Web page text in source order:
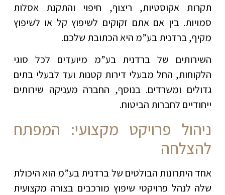
תקרות אקוסטיות, ריצוף, חיפוי והתקנת אסלות
סמויות. בין אם אתם זקוקים לשיפוץ קל או לשיפוץ
מקיף, ברדנית בע”מ היא הכתובת שלכם.
השירותים של ברדנית בע”מ מיועדים לכל סוגי
הלקוחות, החל מבעלי דירות קטנות ועד לבעלי בתים
גדולים ומשרדים. בנוסף, החברה מעניקה שירותים
ייחודיים לחברות הביטוח.
ניהול פרויקט מקצועי: המפתח
להצלחה
אחד היתרונות הבולטים של ברדנית בע”מ הוא היכולת
שלה לנהל פרויקטי שיפוץ מורכבים בצורה מקצועית